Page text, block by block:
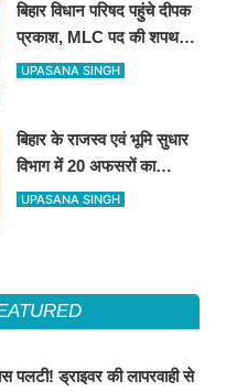
बिहार विधान परिषद पहुंचे दीपक
प्रकाश, MLC पद की शपथ
लेकर संभाली नई संवैधानिक
UPASANA SINGH
बिहार के राजस्व एवं भूमि सुधार
विभाग में 20 अफसरों का
ट्रांसफर
UPASANA SINGH
पलटी! ड्राइवर की लापरवाही से